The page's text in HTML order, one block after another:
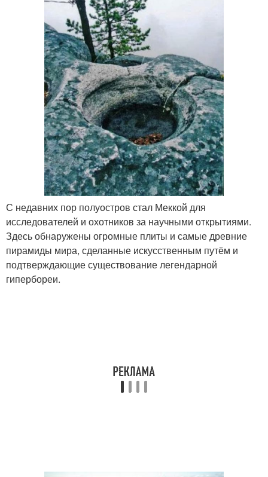
С недавних пор полуостров стал Меккой для
исследователей и охотников за научными открытиями.
Здесь обнаружены огромные плиты и самые древние
пирамиды мира, сделанные искусственным путём и
подтверждающие существование легендарной
гипербореи.